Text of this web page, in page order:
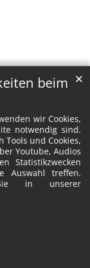
beim
wir Cookies,
notwendig sind.
und Cookies,
Youtube, Audios
Statistikzwecken
Auswahl treffen.
in unserer
✕